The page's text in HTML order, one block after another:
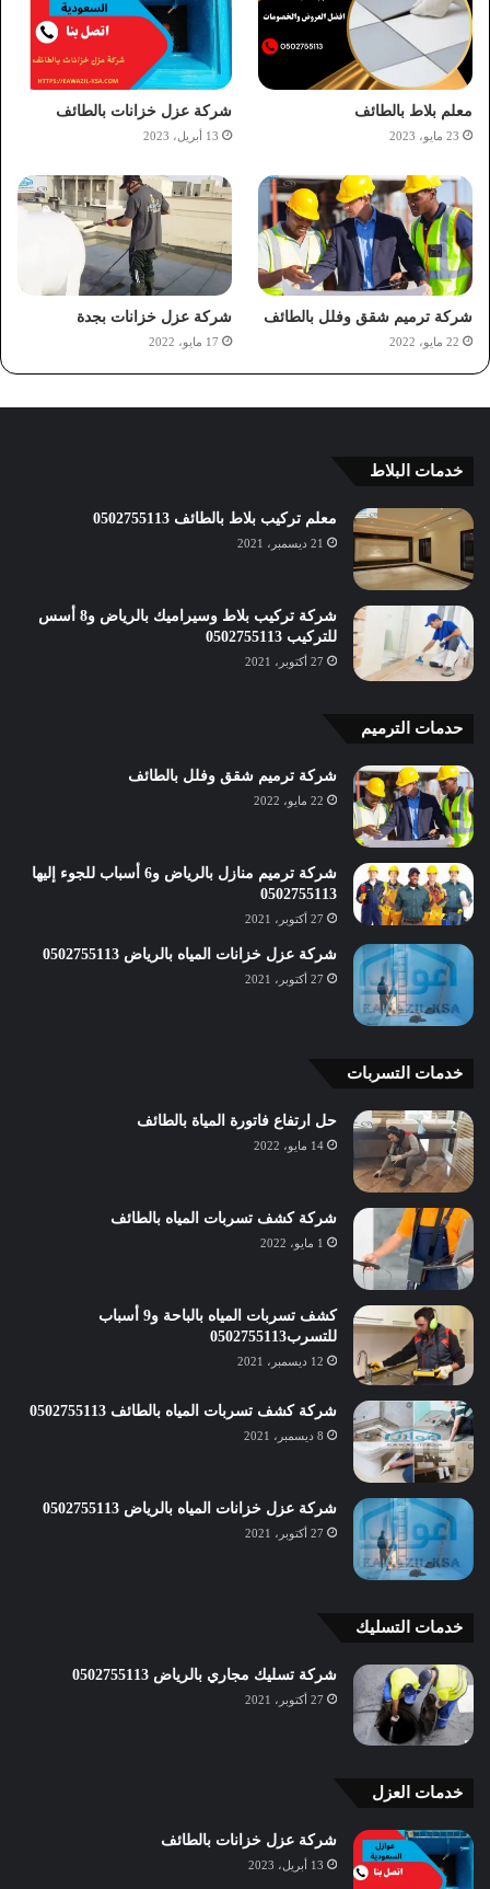
معلم بلاط بالطائف
23 مايو، 2023
شركة عزل خزانات بالطائف
13 أبريل، 2023
شركة ترميم شقق وفلل بالطائف
22 مايو، 2022
شركة عزل خزانات بجدة
17 مايو، 2022
خدمات البلاط
معلم تركيب بلاط بالطائف 0502755113
21 ديسمبر، 2021
شركة تركيب بلاط وسيراميك بالرياض و8 أسس
للتركيب 0502755113
27 أكتوبر، 2021
حدمات الترميم
شركة ترميم شقق وفلل بالطائف
22 مايو، 2022
شركة ترميم منازل بالرياض و6 أسباب للجوء إليها
0502755113
27 أكتوبر، 2021
شركة عزل خزانات المياه بالرياض 0502755113
27 أكتوبر، 2021
خدمات التسربات
حل ارتفاع فاتورة المياة بالطائف
14 مايو، 2022
شركة كشف تسربات المياه بالطائف
1 مايو، 2022
كشف تسربات المياه بالباحة و9 أسباب
للتسرب0502755113
12 ديسمبر، 2021
شركة كشف تسربات المياه بالطائف 0502755113
8 ديسمبر، 2021
شركة عزل خزانات المياه بالرياض 0502755113
27 أكتوبر، 2021
خدمات التسليك
شركة تسليك مجاري بالرياض 0502755113
27 أكتوبر، 2021
خدمات العزل
شركة عزل خزانات بالطائف
13 أبريل، 2023